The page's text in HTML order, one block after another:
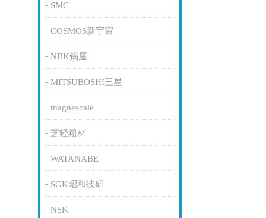
SMC
COSMOS新宇宙
NBK锅屋
MITSUBOSHI三星
magnescale
芝轻粗材
WATANABE
SGK昭和技研
NSK